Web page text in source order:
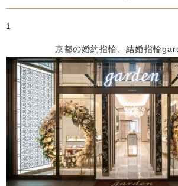
1
京都の婚約指輪、結婚指輪